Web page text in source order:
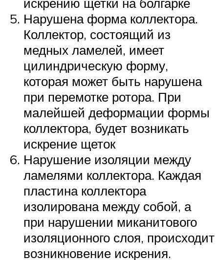
Нарушена форма коллектора.
Коллектор, состоящий из
медных ламелей, имеет
цилиндрическую форму,
которая может быть нарушена
при перемотке ротора. При
малейшей деформации формы
коллектора, будет возникать
искрение щеток
Нарушение изоляции между
ламелями коллектора. Каждая
пластина коллектора
изолирована между собой, а
при нарушении миканитового
изоляционного слоя, происходит
возникновение искрения.